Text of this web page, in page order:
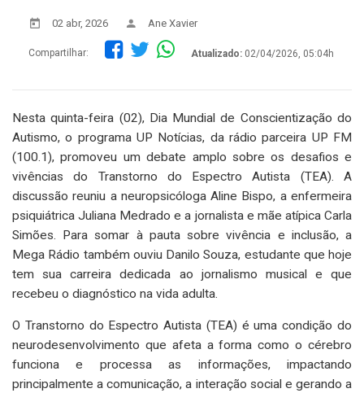
02 abr, 2026 Ane Xavier
Compartilhar: Atualizado: 02/04/2026, 05:04h
Nesta quinta-feira (02), Dia Mundial de Conscientização do
Autismo, o programa UP Notícias, da rádio parceira UP FM
(100.1), promoveu um debate amplo sobre os desafios e
vivências do Transtorno do Espectro Autista (TEA). A
discussão reuniu a neuropsicóloga Aline Bispo, a enfermeira
psiquiátrica Juliana Medrado e a jornalista e mãe atípica Carla
Simões. Para somar à pauta sobre vivência e inclusão, a
Mega Rádio também ouviu Danilo Souza, estudante que hoje
tem sua carreira dedicada ao jornalismo musical e que
recebeu o diagnóstico na vida adulta.
O Transtorno do Espectro Autista (TEA) é uma condição do
neurodesenvolvimento que afeta a forma como o cérebro
funciona e processa as informações, impactando
principalmente a comunicação, a interação social e gerando a